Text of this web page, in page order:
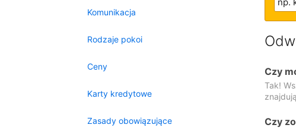
Komunikacja
Rodzaje pokoi
Ceny
Karty kredytowe
Zasady obowiązujące
Czy
Tak!
Czy